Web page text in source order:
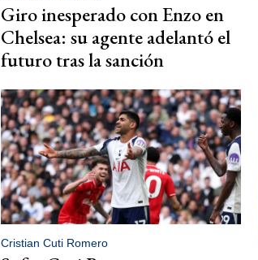
Giro inesperado con Enzo en
Chelsea: su agente adelantó el
futuro tras la sanción
Cristian Cuti Romero